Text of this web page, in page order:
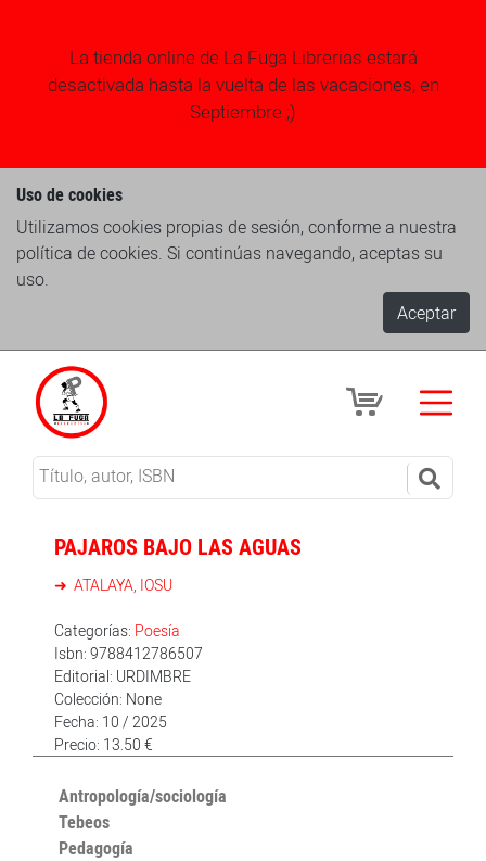
La tienda online de La Fuga Librerias estará
desactivada hasta la vuelta de las vacaciones, en
Septiembre ;)
Uso de cookies
Utilizamos cookies propias de sesión, conforme a nuestra
política de cookies. Si continúas navegando, aceptas su
uso.
Aceptar
PAJAROS BAJO LAS AGUAS
ATALAYA, IOSU
Categorías: Poesía
Isbn: 9788412786507
Editorial: URDIMBRE
Colección: None
Fecha: 10 / 2025
Precio: 13.50 €
Antropología/sociología
Tebeos
Pedagogía